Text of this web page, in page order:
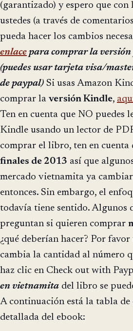
(garantizado) y espero que con
ustedes (a través de
pueda hacer los cambios
enlace para comprar la
(puedes usar tarjeta visa/
de paypal) Si usas Amazon
comprar la versión Kindle,
Ten en cuenta que NO puedes
Kindle usando un lector de
comprar el libro, ten en cuenta
finales de 2013 así que
mercado vietnamita ya
entonces. Sin embargo, el
todavía tiene sentido. Algunos
preguntan si quieren comprar
¿qué deberían hacer? Por favor
cambia la cantidad al número
haz clic en Check out with
en vietnamita del libro se
A continuación está la tabla de
detallada del ebook: